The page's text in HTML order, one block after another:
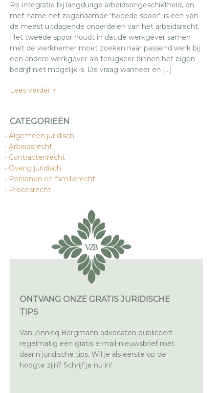
Re-integratie bij langdurige arbeidsongeschiktheid, en
met name het zogenaamde ‘tweede spoor’, is een van
de meest uitdagende onderdelen van het arbeidsrecht.
Het tweede spoor houdt in dat de werkgever samen
met de werknemer moet zoeken naar passend werk bij
een andere werkgever als terugkeer binnen het eigen
bedrijf niet mogelijk is. De vraag wanneer en […]
Lees verder >
CATEGORIEËN
Algemeen juridisch
Arbeidsrecht
Contractenrecht
Overig juridisch
Personen en familierecht
Procesrecht
ONTVANG ONZE GRATIS JURIDISCHE
TIPS
Van Zinnicq Bergmann advocaten publiceert
regelmatig een gratis e-mail-nieuwsbrief met
daarin juridische tips. Wil je als eerste op de
hoogte zijn? Schrijf je nu in!